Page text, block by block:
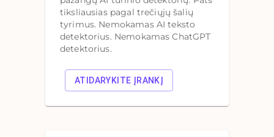
tiksliausias pagal trečiųjų šalių
tyrimus. Nemokamas AI teksto
detektorius. Nemokamas ChatGPT
detektorius.
ATIDARYKITE ĮRANKĮ